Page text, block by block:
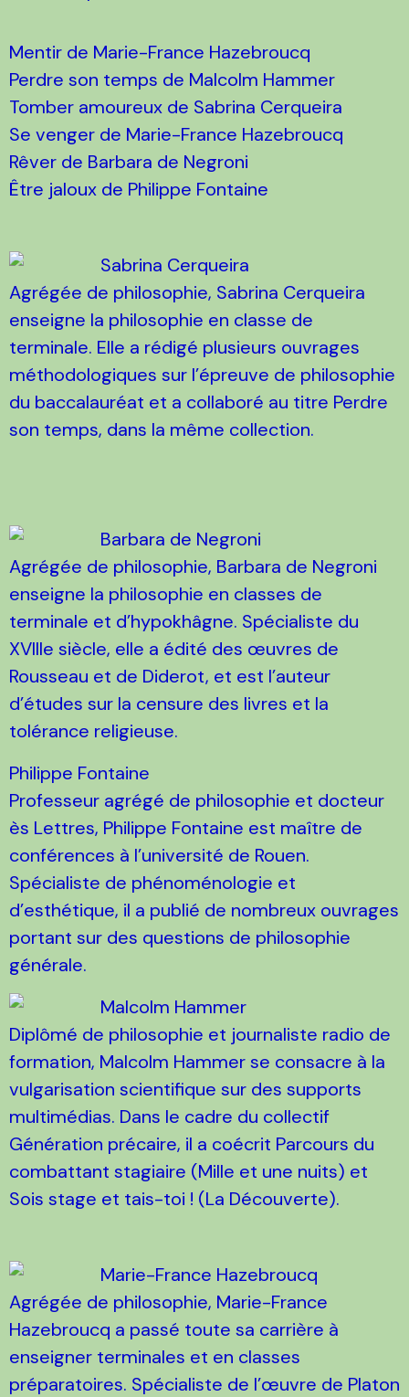
Mentir de Marie-France Hazebroucq
Perdre son temps de Malcolm Hammer
Tomber amoureux de Sabrina Cerqueira
Se venger de Marie-France Hazebroucq
Rêver de Barbara de Negroni
Être jaloux de Philippe Fontaine
Sabrina Cerqueira
Agrégée de philosophie, Sabrina Cerqueira
enseigne la philosophie en classe de
terminale. Elle a rédigé plusieurs ouvrages
méthodologiques sur l’épreuve de philosophie
du baccalauréat et a collaboré au titre Perdre
son temps, dans la même collection.
Barbara de Negroni
Agrégée de philosophie, Barbara de Negroni
enseigne la philosophie en classes de
terminale et d’hypokhâgne. Spécialiste du
XVIIIe siècle, elle a édité des œuvres de
Rousseau et de Diderot, et est l’auteur
d’études sur la censure des livres et la
tolérance religieuse.
Philippe Fontaine
Professeur agrégé de philosophie et docteur
ès Lettres, Philippe Fontaine est maître de
conférences à l’université de Rouen.
Spécialiste de phénoménologie et
d’esthétique, il a publié de nombreux ouvrages
portant sur des questions de philosophie
générale.
Malcolm Hammer
Diplômé de philosophie et journaliste radio de
formation, Malcolm Hammer se consacre à la
vulgarisation scientifique sur des supports
multimédias. Dans le cadre du collectif
Génération précaire, il a coécrit Parcours du
combattant stagiaire (Mille et une nuits) et
Sois stage et tais-toi ! (La Découverte).
Marie-France Hazebroucq
Agrégée de philosophie, Marie-France
Hazebroucq a passé toute sa carrière à
enseigner terminales et en classes
préparatoires. Spécialiste de l’œuvre de Platon